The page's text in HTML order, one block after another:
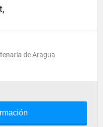
de Aragua